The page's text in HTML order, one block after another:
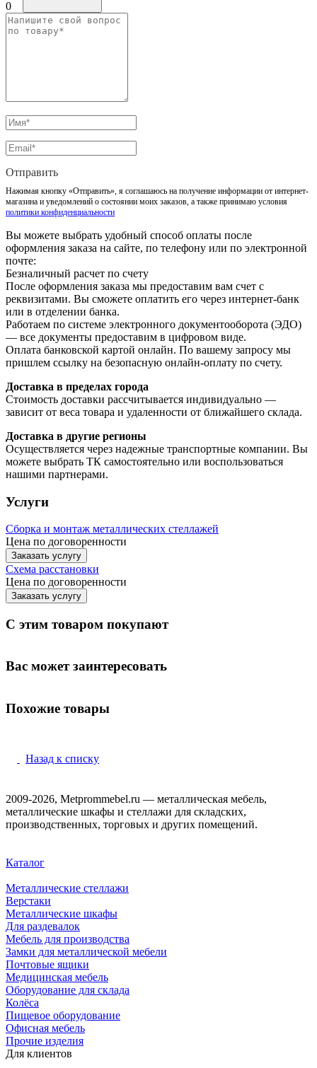
0
Отправить
Нажимая кнопку «Отправить», я соглашаюсь на получение информации от интернет-
магазина и уведомлений о состоянии моих заказов, а также принимаю условия
политики конфиденциальности
Вы можете выбрать удобный способ оплаты после
оформления заказа на сайте, по телефону или по электронной
почте:
Безналичный расчет по счету
После оформления заказа мы предоставим вам счет с
реквизитами. Вы сможете оплатить его через интернет-банк
или в отделении банка.
Работаем по системе электронного документооборота (ЭДО)
— все документы предоставим в цифровом виде.
Оплата банковской картой онлайн. По вашему запросу мы
пришлем ссылку на безопасную онлайн-оплату по счету.
Доставка в пределах города
Стоимость доставки рассчитывается индивидуально —
зависит от веса товара и удаленности от ближайшего склада.
Доставка в другие регионы
Осуществляется через надежные транспортные компании. Вы
можете выбрать ТК самостоятельно или воспользоваться
нашими партнерами.
Услуги
Сборка и монтаж металлических стеллажей
Цена по договоренности
Заказать услугу
Схема расстановки
Цена по договоренности
Заказать услугу
С этим товаром покупают
Вас может заинтересовать
Похожие товары
Назад к списку
2009-2026, Metprommebel.ru — металлическая мебель,
металлические шкафы и стеллажи для складских,
производственных, торговых и других помещений.
Каталог
Металлические стеллажи
Верстаки
Металлические шкафы
Для раздевалок
Мебель для производства
Замки для металлической мебели
Почтовые ящики
Медицинская мебель
Оборудование для склада
Колёса
Пищевое оборудование
Офисная мебель
Прочие изделия
Для клиентов